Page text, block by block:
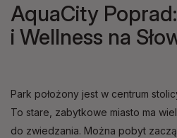
AquaCity
i Wellness na
Park położony jest w centrum
To stare, zabytkowe miasto ma
do zwiedzania. Można pobyt